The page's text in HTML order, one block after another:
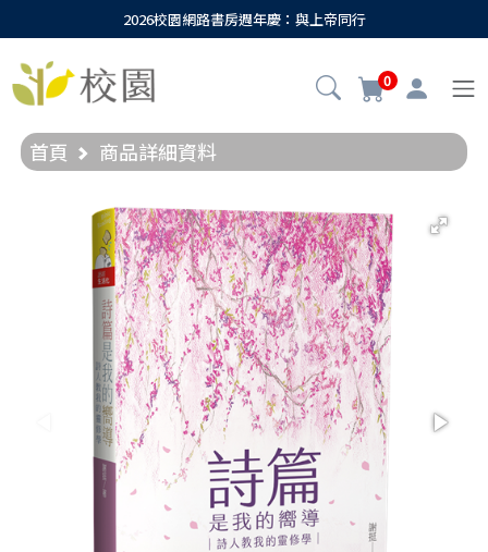
2026校園網路書房週年慶：與上帝同行
0
首頁 商品詳細資料